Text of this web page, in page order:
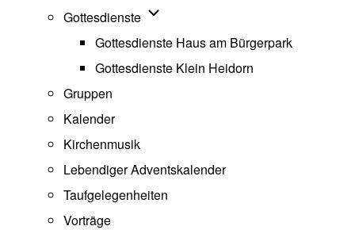
Gottesdienste Unternavigation von Gottesdienste
Gottesdienste Haus am Bürgerpark
Gottesdienste Klein Heidorn
Gruppen
Kalender
Kirchenmusik
Lebendiger Adventskalender
Taufgelegenheiten
Vorträge